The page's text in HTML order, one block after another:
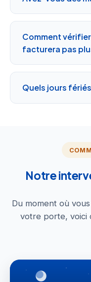
Comment
facturera pas
Quels jours
Notre
Du moment où
votre porte, voici